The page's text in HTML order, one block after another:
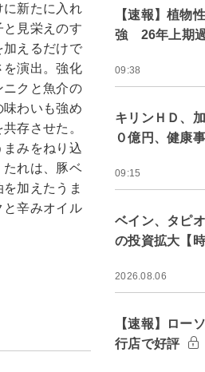
に新たに入れ
と見栄えのす
加えるだけで
を演出。強化
ニクと魚介の
味わいも強め
存させた。
まみをねり込
たれは、豚ベ
加えたうま
と辛みオイル
【速報】植物
強 26年上期
09:38
キリンＨＤ、
０億円、健康
09:15
ベイン、タピ
の投資拡大【
2026.08.06
【速報】ロー
行店で好評